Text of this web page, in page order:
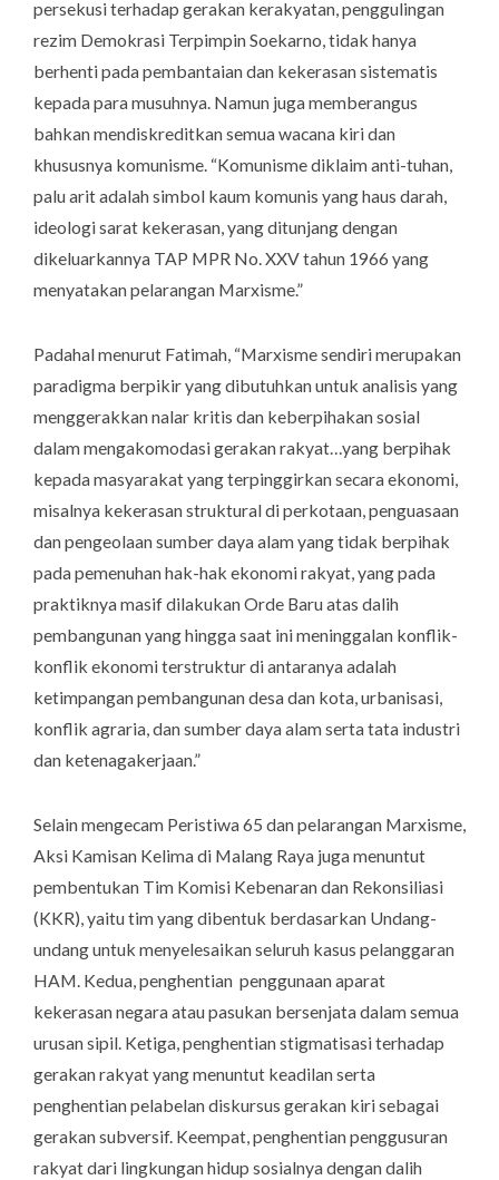
persekusi terhadap gerakan kerakyatan, penggulingan
rezim Demokrasi Terpimpin Soekarno, tidak hanya
berhenti pada pembantaian dan kekerasan sistematis
kepada para musuhnya. Namun juga memberangus
bahkan mendiskreditkan semua wacana kiri dan
khususnya komunisme. “Komunisme diklaim anti-tuhan,
palu arit adalah simbol kaum komunis yang haus darah,
ideologi sarat kekerasan, yang ditunjang dengan
dikeluarkannya TAP MPR No. XXV tahun 1966 yang
menyatakan pelarangan Marxisme.”
Padahal menurut Fatimah, “Marxisme sendiri merupakan
paradigma berpikir yang dibutuhkan untuk analisis yang
menggerakkan nalar kritis dan keberpihakan sosial
dalam mengakomodasi gerakan rakyat…yang berpihak
kepada masyarakat yang terpinggirkan secara ekonomi,
misalnya kekerasan struktural di perkotaan, penguasaan
dan pengeolaan sumber daya alam yang tidak berpihak
pada pemenuhan hak-hak ekonomi rakyat, yang pada
praktiknya masif dilakukan Orde Baru atas dalih
pembangunan yang hingga saat ini meninggalan konflik-
konflik ekonomi terstruktur di antaranya adalah
ketimpangan pembangunan desa dan kota, urbanisasi,
konflik agraria, dan sumber daya alam serta tata industri
dan ketenagakerjaan.”
Selain mengecam Peristiwa 65 dan pelarangan Marxisme,
Aksi Kamisan Kelima di Malang Raya juga menuntut
pembentukan Tim Komisi Kebenaran dan Rekonsiliasi
(KKR), yaitu tim yang dibentuk berdasarkan Undang-
undang untuk menyelesaikan seluruh kasus pelanggaran
HAM. Kedua, penghentian penggunaan aparat
kekerasan negara atau pasukan bersenjata dalam semua
urusan sipil. Ketiga, penghentian stigmatisasi terhadap
gerakan rakyat yang menuntut keadilan serta
penghentian pelabelan diskursus gerakan kiri sebagai
gerakan subversif. Keempat, penghentian penggusuran
rakyat dari lingkungan hidup sosialnya dengan dalih